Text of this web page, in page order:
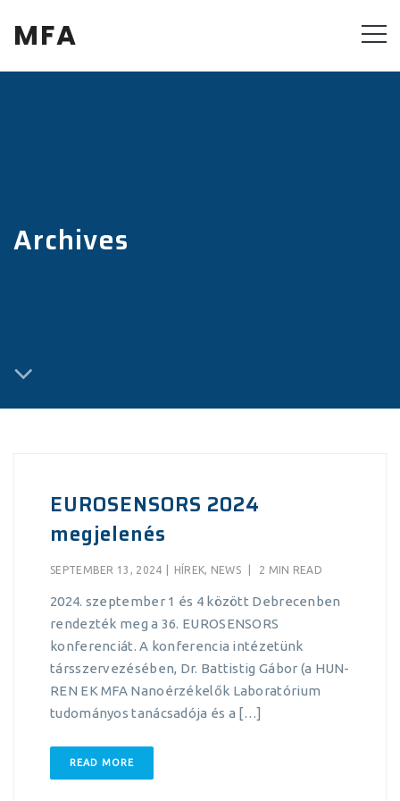
MFA
Archives
EUROSENSORS 2024
megjelenés
SEPTEMBER 13, 2024 HÍREK, NEWS 2 MIN READ
2024. szeptember 1 és 4 között Debrecenben
rendezték meg a 36. EUROSENSORS
konferenciát. A konferencia intézetünk
társszervezésében, Dr. Battistig Gábor (a HUN-
REN EK MFA Nanoérzékelők Laboratórium
tudományos tanácsadója és a […]
READ MORE